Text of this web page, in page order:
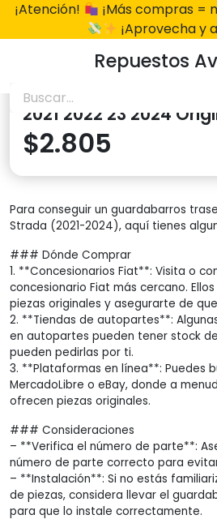
¡Atención!
¡Más compras =
¡Aprovecha y
Repuestos
guardabarros trasero
2021 2022 23 2024
$2.805
Para conseguir un guardabarros
Strada (2021-2024), aquí tienes
### Dónde Comprar
1. **Concesionarios Fiat**: Visita o
concesionario Fiat más cercano.
piezas originales y asegurarte de
2. **Tiendas de autopartes**:
en autopartes pueden tener stock
pueden pedirlas por ti.
3. **Plataformas en línea**: Puedes
MercadoLibre o eBay, donde a
ofrecen piezas originales.
### Consideraciones
– **Verifica el número de parte**:
número de parte correcto para
– **Instalación**: Si no estás
de piezas, considera llevar el
para que lo instale correctamente.